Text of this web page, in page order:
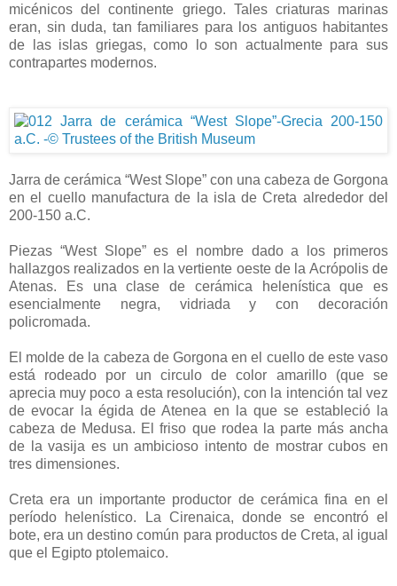
micénicos del continente griego. Tales criaturas marinas
eran, sin duda, tan familiares para los antiguos habitantes
de las islas griegas, como lo son actualmente para sus
contrapartes modernos.
Jarra de cerámica “West Slope” con una cabeza de Gorgona
en el cuello manufactura de la isla de Creta alrededor del
200-150 a.C.
Piezas “West Slope” es el nombre dado a los primeros
hallazgos realizados en la vertiente oeste de la Acrópolis de
Atenas. Es una clase de cerámica helenística que es
esencialmente negra, vidriada y con decoración
policromada.
El molde de la cabeza de Gorgona en el cuello de este vaso
está rodeado por un circulo de color amarillo (que se
aprecia muy poco a esta resolución), con la intención tal vez
de evocar la égida de Atenea en la que se estableció la
cabeza de Medusa. El friso que rodea la parte más ancha
de la vasija es un ambicioso intento de mostrar cubos en
tres dimensiones.
Creta era un importante productor de cerámica fina en el
período helenístico. La Cirenaica, donde se encontró el
bote, era un destino común para productos de Creta, al igual
que el Egipto ptolemaico.